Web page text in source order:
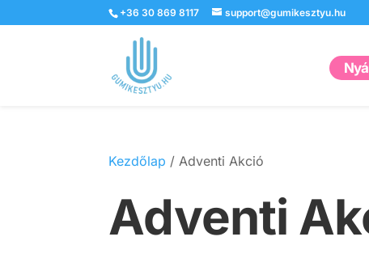
+36 30 869 8117 support@gumikesztyu.hu
Kezdőlap / Adventi Akció
Adventi